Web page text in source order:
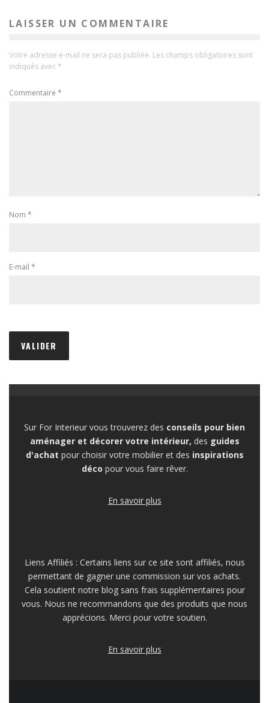
LAISSER UN COMMENTAIRE
Votre adresse e-mail ne sera pas publiée. Les champs obligatoires sont
indiqués avec *
Commentaire *
Nom *
E-mail *
Sur For Interieur vous trouverez des conseils pour bien
aménager et décorer votre intérieur, des guides
d'achat pour choisir votre mobilier et des inspirations
déco pour vous faire rêver.
En savoir plus
Liens Affiliés : Certains liens sur ce site sont affiliés, nous
permettant de gagner une commission sur vos achats.
Cela soutient notre blog sans frais supplémentaires pour
vous. Nous ne recommandons que des produits que nous
apprécions. Merci pour votre soutien.
En savoir plus